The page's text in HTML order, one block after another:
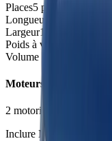
Places5 places
Longueur
Largeur1.90
Poids à vide
Volume coffre
Moteurs et Finitions
2 motorisation
Inclure Malus 2026